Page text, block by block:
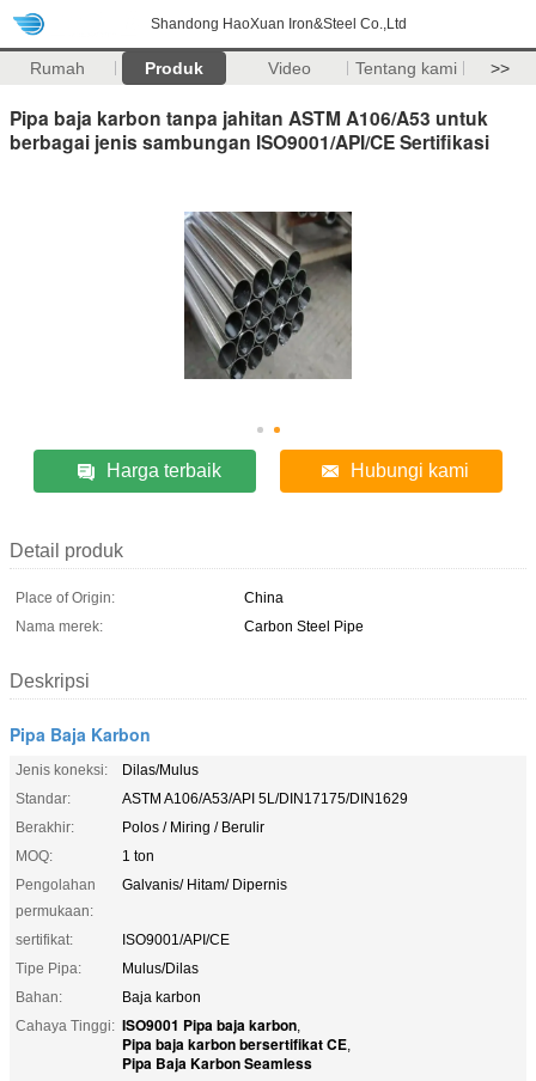
Shandong HaoXuan Iron&Steel Co.,Ltd
Rumah Produk Video Tentang kami >>
Pipa baja karbon tanpa jahitan ASTM A106/A53 untuk
berbagai jenis sambungan ISO9001/API/CE Sertifikasi
Harga terbaik Hubungi kami
Detail produk
Place of Origin:
China
Nama merek:
Carbon Steel Pipe
Deskripsi
Pipa Baja Karbon
Jenis koneksi:
Dilas/Mulus
Standar:
ASTM A106/A53/API 5L/DIN17175/DIN1629
Berakhir:
Polos / Miring / Berulir
MOQ:
1 ton
Pengolahan
permukaan:
Galvanis/ Hitam/ Dipernis
sertifikat:
ISO9001/API/CE
Tipe Pipa:
Mulus/Dilas
Bahan:
Baja karbon
Cahaya Tinggi: ISO9001 Pipa baja karbon,
Pipa baja karbon bersertifikat CE,
Pipa Baja Karbon Seamless